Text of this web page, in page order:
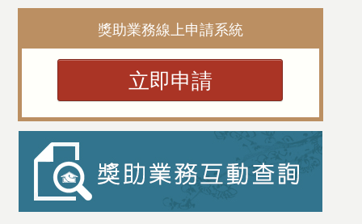
獎助業務線上申請系統
立即申請